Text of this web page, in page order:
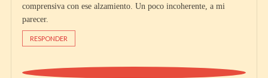
comprensiva con ese alzamiento. Un poco incoherente, a mi
parecer.
RESPONDER